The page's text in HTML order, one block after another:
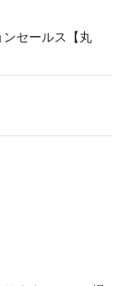
セールス【丸